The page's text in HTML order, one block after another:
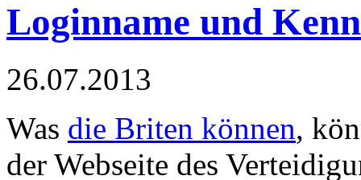
Loginname und
26.07.2013
Was die Briten können,
der Webseite des